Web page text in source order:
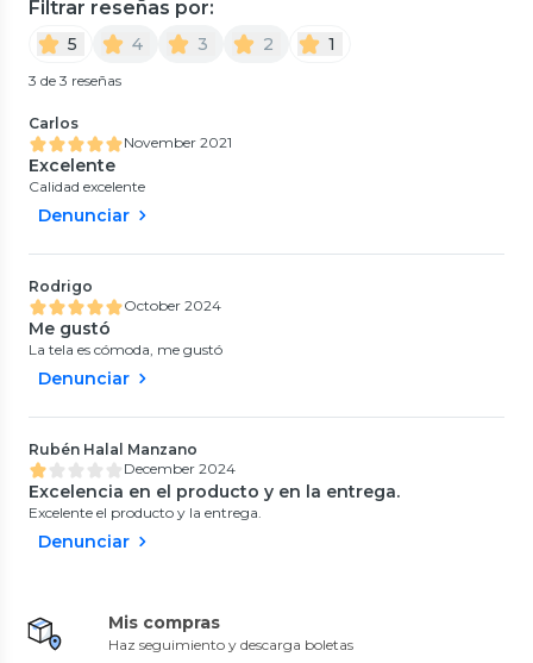
Filtrar reseñas por:
5 4 3 2 1
3 de 3 reseñas
Carlos
November 2021
Excelente
Calidad excelente
Denunciar
Rodrigo
October 2024
Me gustó
La tela es cómoda, me gustó
Denunciar
Rubén Halal Manzano
December 2024
Excelencia en el producto y en la entrega.
Excelente el producto y la entrega.
Denunciar
Mis compras
Haz seguimiento y descarga boletas